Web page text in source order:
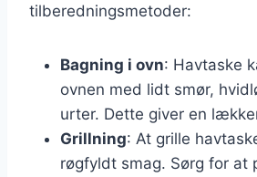
tilberedningsmetoder:
Bagning i ovn: Havtaske
ovnen med lidt smør,
urter. Dette giver en
Grillning: At grille
røgfyldt smag. Sørg for at